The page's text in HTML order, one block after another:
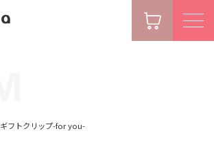
ギフトクリップ-for you-